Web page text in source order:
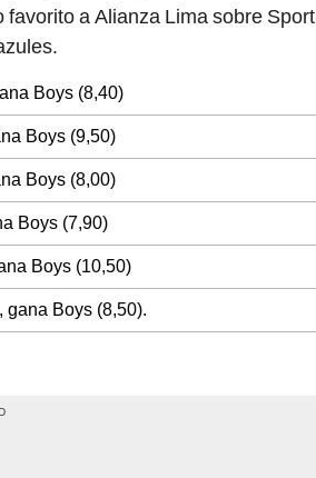
a Alianza Lima sobre Sport
Boys (8,40)
Boys (9,50)
Boys (8,00)
Boys (7,90)
Boys (10,50)
gana Boys (8,50).